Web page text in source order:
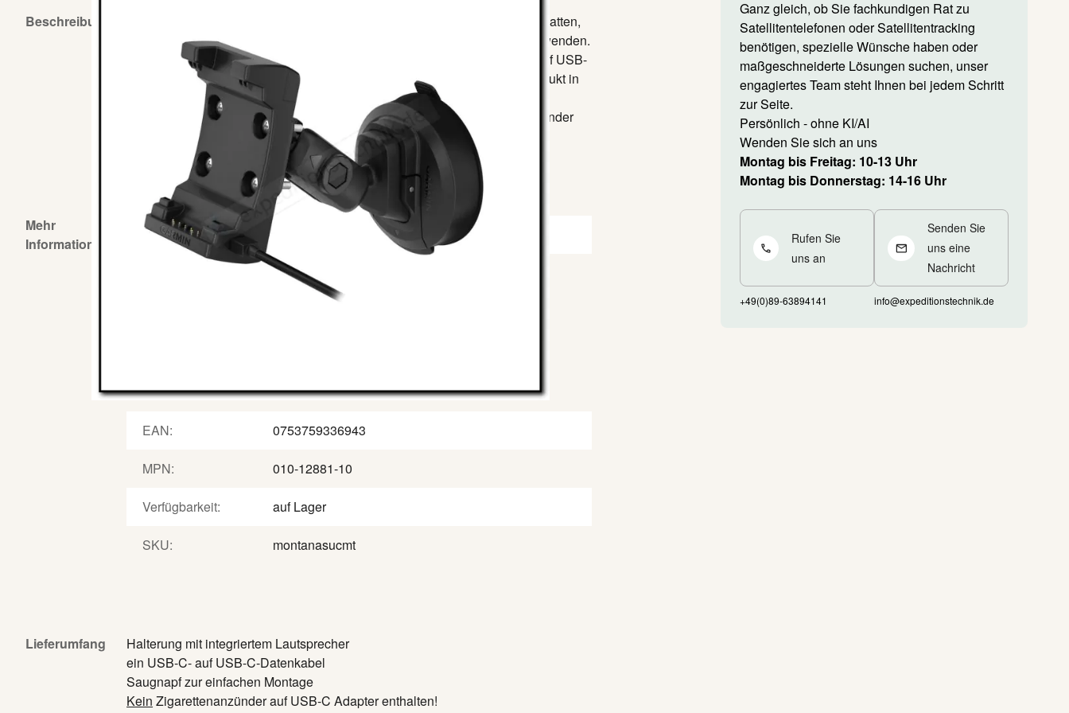
Beschreibung
Befestige diese Halterung an der Windschutzscheibe oder einer anderen glatten,
ebenen Oberfläche um dein kompatibles Produkt für die Navigation zu verwenden.
Das Kit umfasst die Halterung mit integriertem Lautsprecher, ein USB-C- auf USB-
C-Datenkabel und einen Saugnapf zur einfachen Montage. Wenn das Produkt in
die Halterung eingesetzt ist, wird es aufgeladen.
Zur Nutzung der Garmin Saugnapfhalterung im Kfz wird ein Zigarettenanzünder
auf USB-C Adapter benötigt.
Zum Erzielen einer optimalen Leistung wird für Montana® 710, 710i- und
Montana 760i-Geräte die Verwendung im Hochformat empfohlen.
Mehr
Informationen
Marke:
GARMIN
Garmin Deutschland GmbH
Telefon-Zentrale: +49 89 541999-700
EAN: 0753759336943
MPN: 010-12881-10
Verfügbarkeit: auf Lager
SKU: montanasucmt
Lieferumfang
Halterung mit integriertem Lautsprecher
ein USB-C- auf USB-C-Datenkabel
Saugnapf zur einfachen Montage
Kein Zigarettenanzünder auf USB-C Adapter enthalten!
Ganz gleich, ob Sie fachkundigen Rat zu
Satellitentelefonen oder Satellitentracking
benötigen, spezielle Wünsche haben oder
maßgeschneiderte Lösungen suchen, unser
engagiertes Team steht Ihnen bei jedem Schritt
zur Seite.
Persönlich - ohne KI/AI
Wenden Sie sich an uns
Montag bis Freitag: 10-13 Uhr
Montag bis Donnerstag: 14-16 Uhr
Rufen Sie
uns an
+49(0)89-63894141
Senden Sie
uns eine
Nachricht
info@expeditionstechnik.de